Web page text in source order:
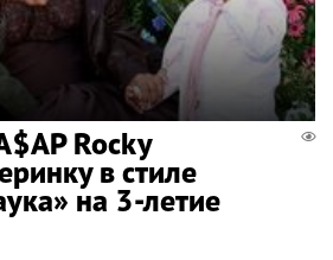
Rocky
в стиле
на 3-летие